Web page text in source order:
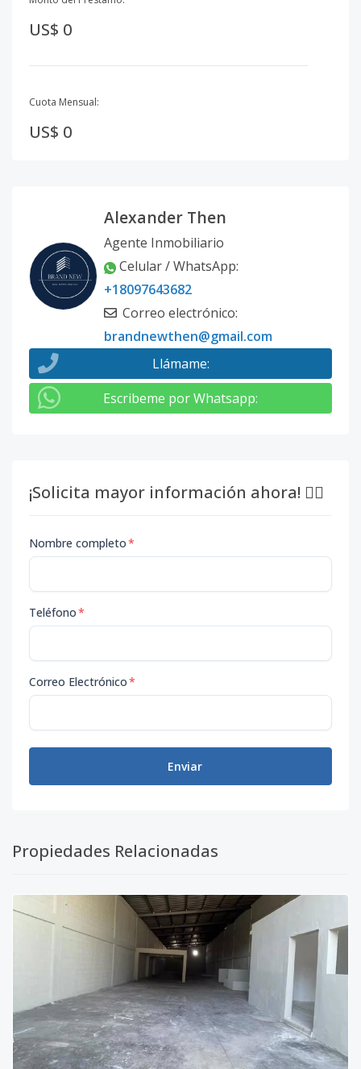
US$ 0
Cuota Mensual:
US$ 0
Alexander Then
Agente Inmobiliario
Celular / WhatsApp:
+18097643682
Correo electrónico:
brandnewthen@gmail.com
Llámame:
Escribeme por Whatsapp:
¡Solicita mayor información ahora! 👇🏽
Nombre completo*
Teléfono*
Correo Electrónico*
Enviar
Propiedades Relacionadas